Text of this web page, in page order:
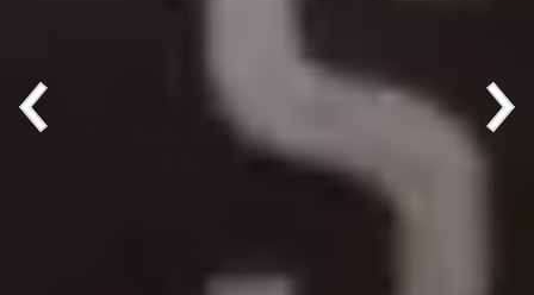
... hochwertige Handwerksarbeit ...